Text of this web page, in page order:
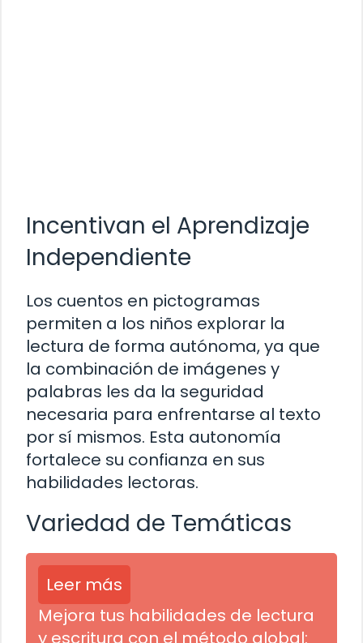
Incentivan el Aprendizaje
Independiente
Los cuentos en pictogramas
permiten a los niños explorar la
lectura de forma autónoma, ya que
la combinación de imágenes y
palabras les da la seguridad
necesaria para enfrentarse al texto
por sí mismos. Esta autonomía
fortalece su confianza en sus
habilidades lectoras.
Variedad de Temáticas
Leer más
Mejora tus habilidades de lectura
y escritura con el método global: